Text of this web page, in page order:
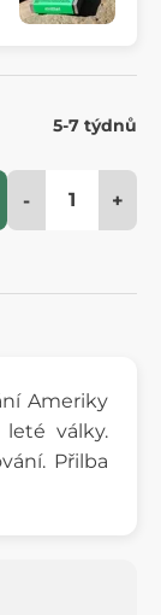
5-7 týdnů
- +
Ameriky
války.
Přilba